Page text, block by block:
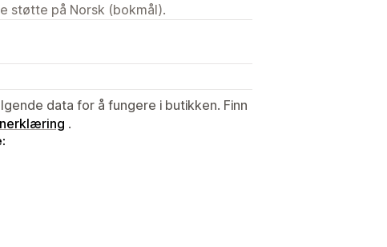
støtte på Norsk (bokmål).
data for å fungere i butikken. Finn
.